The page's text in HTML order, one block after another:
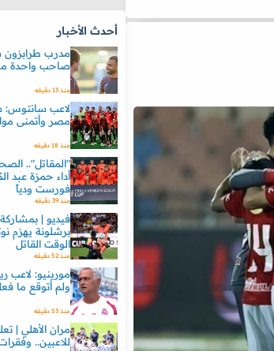
أحدث الأخبار
مدرب
صاحب واحدة
منذ 13 دقيقه
لاعب سانتوس:
مصر وأتمنى
منذ 18 دقيقه
"المقاتل"..
أداء حمزة عبد
فورست ودياً
منذ 39 دقيقه
فيديو |
برشلونة يهزم
الوقت القاتل
منذ 52 دقيقه
مورينيو: لاعب
ولم أتوقع ما
منذ 53 دقيقه
مران الأهلي |
للاعبين..